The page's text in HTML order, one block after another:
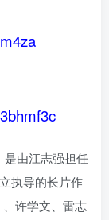
是由江志强担任
执导的长片作
许学文、雷志